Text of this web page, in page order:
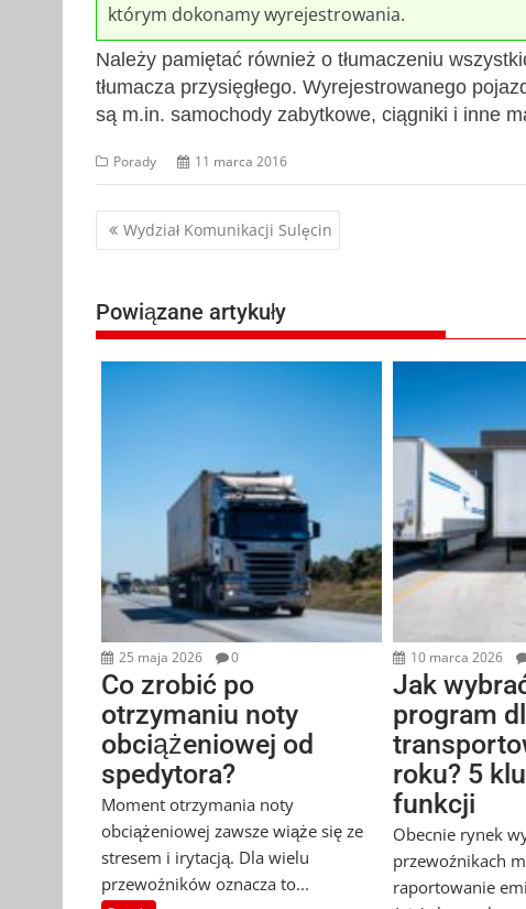
którym dokonamy wyrejestrowania.
Należy pamiętać również o tłumaczeniu
tłumacza przysięgłego. Wyrejestrowanego
są m.in. samochody zabytkowe, ciągniki i inne
Porady 11 marca 2016
Nawigacja
Wydział Komunikacji Sulęcin
Powiązane artykuły
25 maja 2026 0
Co zrobić po
otrzymaniu noty
obciążeniowej od
spedytora?
Moment otrzymania noty
obciążeniowej zawsze wiąże się ze
stresem i irytacją. Dla wielu
przewoźników oznacza to...
10 marca 2026
Jak
program
roku? 5
funkcji
Obecnie rynek
przewoźnikach
raportowanie